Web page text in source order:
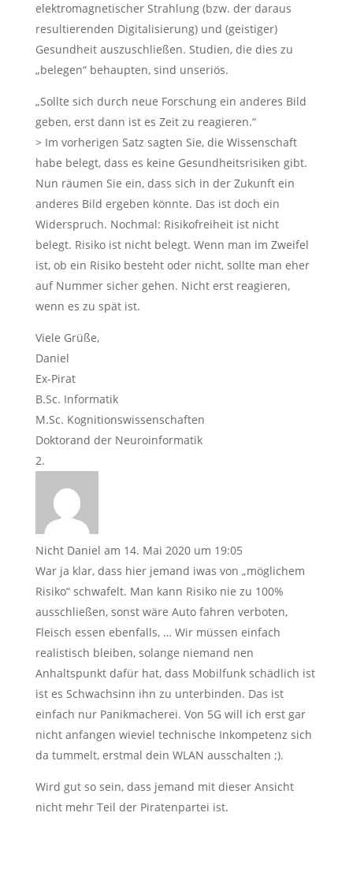
elektromagnetischer Strahlung (bzw. der daraus
resultierenden Digitalisierung) und (geistiger)
Gesundheit auszuschließen. Studien, die dies zu
„belegen“ behaupten, sind unseriös.
„Sollte sich durch neue Forschung ein anderes Bild
geben, erst dann ist es Zeit zu reagieren.“
> Im vorherigen Satz sagten Sie, die Wissenschaft
habe belegt, dass es keine Gesundheitsrisiken gibt.
Nun räumen Sie ein, dass sich in der Zukunft ein
anderes Bild ergeben könnte. Das ist doch ein
Widerspruch. Nochmal: Risikofreiheit ist nicht
belegt. Risiko ist nicht belegt. Wenn man im Zweifel
ist, ob ein Risiko besteht oder nicht, sollte man eher
auf Nummer sicher gehen. Nicht erst reagieren,
wenn es zu spät ist.
Viele Grüße,
Daniel
Ex-Pirat
B.Sc. Informatik
M.Sc. Kognitionswissenschaften
Doktorand der Neuroinformatik
Nicht Daniel am 14. Mai 2020 um 19:05
War ja klar, dass hier jemand iwas von „möglichem
Risiko“ schwafelt. Man kann Risiko nie zu 100%
ausschließen, sonst wäre Auto fahren verboten,
Fleisch essen ebenfalls, … Wir müssen einfach
realistisch bleiben, solange niemand nen
Anhaltspunkt dafür hat, dass Mobilfunk schädlich ist
ist es Schwachsinn ihn zu unterbinden. Das ist
einfach nur Panikmacherei. Von 5G will ich erst gar
nicht anfangen wieviel technische Inkompetenz sich
da tummelt, erstmal dein WLAN ausschalten ;).
Wird gut so sein, dass jemand mit dieser Ansicht
nicht mehr Teil der Piratenpartei ist.